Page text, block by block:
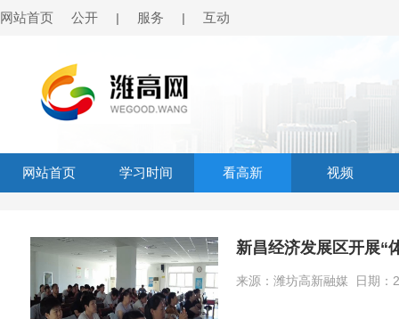
网站首页 公开 | 服务 | 互动
网站首页 学习时间 看高新 视频
新昌经济发展区开展“
来源：潍坊高新融媒 日期：